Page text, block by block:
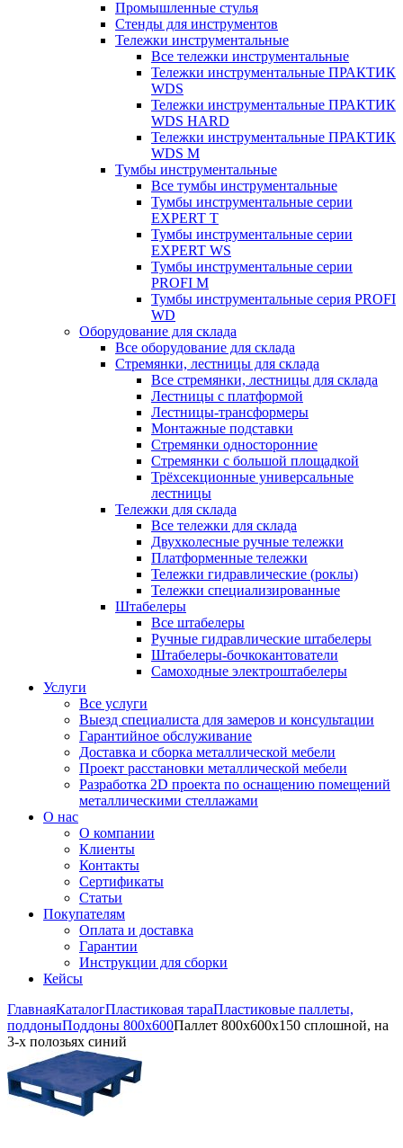
Промышленные стулья
Стенды для инструментов
Тележки инструментальные
Все тележки инструментальные
Тележки инструментальные ПРАКТИК
WDS
Тележки инструментальные ПРАКТИК
WDS HARD
Тележки инструментальные ПРАКТИК
WDS M
Тумбы инструментальные
Все тумбы инструментальные
Тумбы инструментальные серии
EXPERT T
Тумбы инструментальные серии
EXPERT WS
Тумбы инструментальные серии
PROFI M
Тумбы инструментальные серия PROFI
WD
Оборудование для склада
Все оборудование для склада
Стремянки, лестницы для склада
Все стремянки, лестницы для склада
Лестницы с платформой
Лестницы-трансформеры
Монтажные подставки
Стремянки односторонние
Стремянки с большой площадкой
Трёхсекционные универсальные
лестницы
Тележки для склада
Все тележки для склада
Двухколесные ручные тележки
Платформенные тележки
Тележки гидравлические (роклы)
Тележки специализированные
Штабелеры
Все штабелеры
Ручные гидравлические штабелеры
Штабелеры-бочкокантователи
Самоходные электроштабелеры
Услуги
Все услуги
Выезд специалиста для замеров и консультации
Гарантийное обслуживание
Доставка и сборка металлической мебели
Проект расстановки металлической мебели
Разработка 2D проекта по оснащению помещений
металлическими стеллажами
О нас
О компании
Клиенты
Контакты
Сертификаты
Статьи
Покупателям
Оплата и доставка
Гарантии
Инструкции для сборки
Кейсы
ГлавнаяКаталогПластиковая тараПластиковые паллеты,
поддоныПоддоны 800х600Паллет 800х600х150 сплошной, на
3-х полозьях синий